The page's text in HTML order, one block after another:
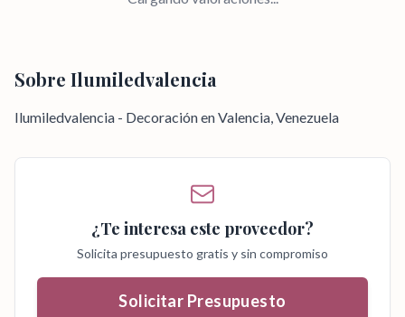
Sobre Ilumiledvalencia
Ilumiledvalencia - Decoración en Valencia, Venezuela
¿Te interesa este proveedor?
Solicita presupuesto gratis y sin compromiso
Solicitar Presupuesto